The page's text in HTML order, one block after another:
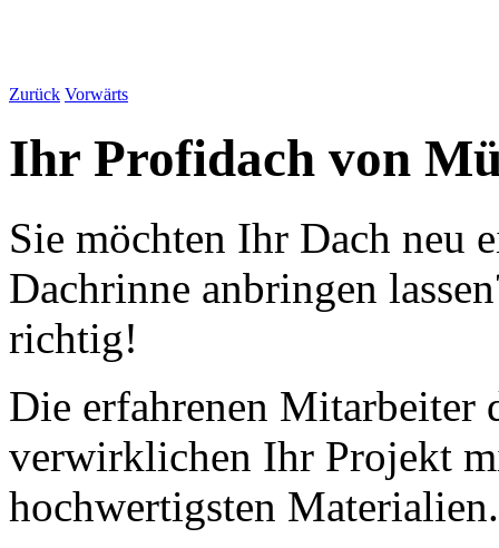
Zurück Vorwärts
Ihr Profidach von
Sie möchten Ihr Dach neu
Dachrinne anbringen
richtig!
Die erfahrenen Mitarbeiter
verwirklichen Ihr Projekt
hochwertigsten Materialien.